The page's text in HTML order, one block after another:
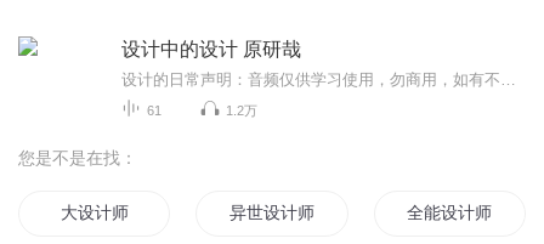
设计中的设计 原研哉
61 1.2万
您是不是在找：
大设计师 异世设计师 全能设计师